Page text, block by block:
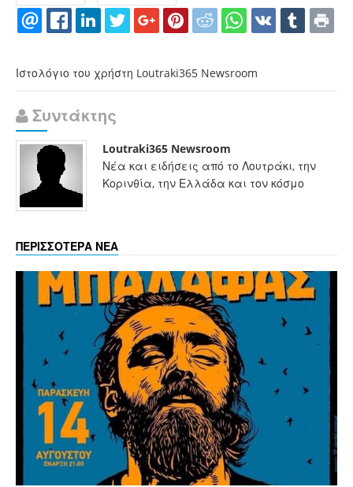
Ιστολόγιο του χρήστη Loutraki365 Newsroom
Συντάκτης
Loutraki365 Newsroom
Νέα και ειδήσεις από το Λουτράκι, την
Κορινθία, την Ελλάδα και τον κόσμο
ΠΕΡΙΣΣΟΤΕΡΑ ΝΕΑ